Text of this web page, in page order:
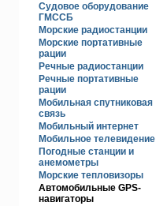
Судовое оборудование
ГМССБ
Морские радиостанции
Морские портативные
рации
Речные радиостанц­ии
Речные портативные
рации
Мобильная спутниковая
связь
Мобильный интернет
Мобильное телевидение
Погодные станции и
анемометры
Морские тепловизоры
Автомобильные GPS-
навигаторы